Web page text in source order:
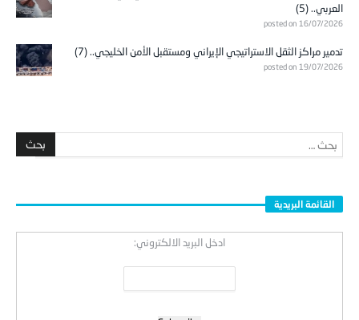
العربي.. (5)
posted on 16/07/2026
تدمير مراكز الثقل الاستراتيجي الإيراني ومستقبل الأمن الخليجي.. (7)
posted on 19/07/2026
القائمة البريدية
ادخل البريد الالكتروني: